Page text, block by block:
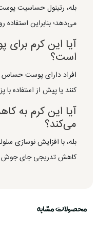
بله، رتینول حساسیت
می‌دهد؛ بنابراین
آیا این کرم
است؟
افراد دارای پوست حساس
کنند یا پیش از
آیا این کرم به
می‌کند؟
بله، با افزایش نوسازی
کاهش تدریجی جای
محصولات مشابه